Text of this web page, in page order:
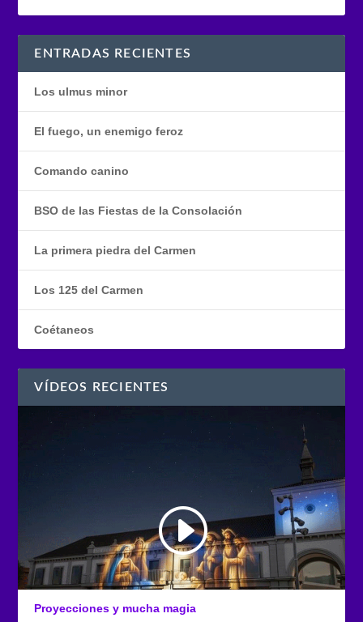
ENTRADAS RECIENTES
Los ulmus minor
El fuego, un enemigo feroz
Comando canino
BSO de las Fiestas de la Consolación
La primera piedra del Carmen
Los 125 del Carmen
Coétaneos
VÍDEOS RECIENTES
Proyecciones y mucha magia